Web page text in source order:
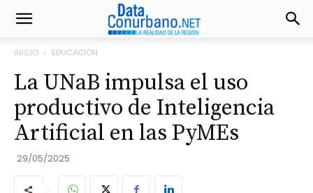
INICIO EDUCACIÓN
La UNaB impulsa el uso
productivo de Inteligencia
Artificial en las PyMEs
29/05/2025